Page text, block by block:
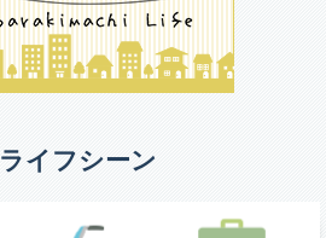
ライフシーン